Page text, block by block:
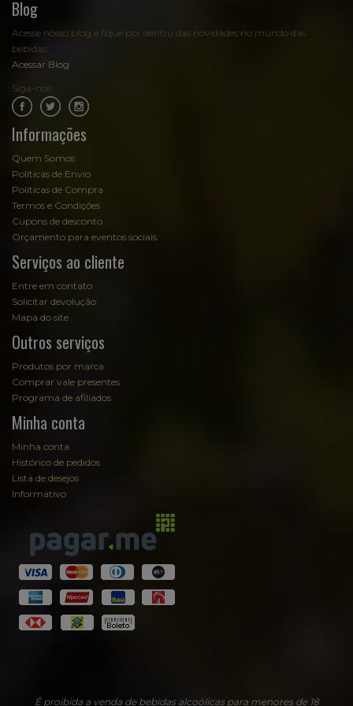
Blog
Acesse nosso blog e fique por dentro das novidades no mundo das
bebidas:
Acessar Blog
Siga-nos:
Informações
Quem Somos
Políticas de Envio
Políticas de Compra
Termos e Condições
Cupons de desconto
Orçamento para eventos sociais
Serviços ao cliente
Entre em contato
Solicitar devolução
Mapa do site
Outros serviços
Produtos por marca
Comprar vale presentes
Programa de afiliados
Minha conta
Minha conta
Histórico de pedidos
Lista de desejos
Informativo
É proibida a venda de bebidas alcoólicas para menores de 18